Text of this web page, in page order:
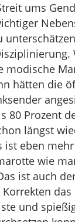
ums
modische
hätten die
80 Prozent
längst
ist eben
wie
ist auch
das
und